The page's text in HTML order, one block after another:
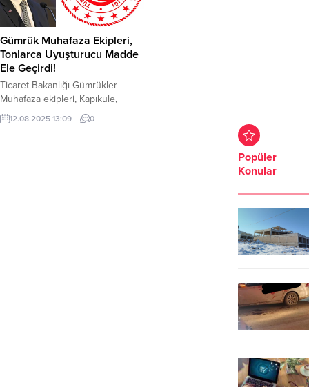
Gümrük Muhafaza Ekipleri,
Tonlarca Uyuşturucu Madde
Ele Geçirdi!
Ticaret Bakanlığı Gümrükler
Muhafaza ekipleri, Kapıkule,
Esendere ve Mersin Limanı gümrük
kapılarında gerçekleştirilen
12.08.2025 13:09 0
Popüler
Konular